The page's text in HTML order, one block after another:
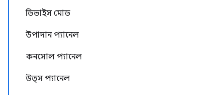
ডিভাইস মোড
উপাদান প্যানেল
কনসোল প্যানেল
উত্স প্যানেল